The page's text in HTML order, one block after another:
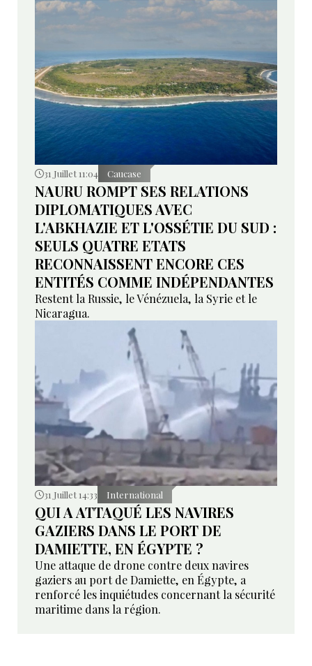
31 Juillet 11:04 Caucase
NAURU ROMPT SES RELATIONS
DIPLOMATIQUES AVEC
L'ABKHAZIE ET L'OSSÉTIE DU SUD :
SEULS QUATRE ETATS
RECONNAISSENT ENCORE CES
ENTITÉS COMME INDÉPENDANTES
Restent la Russie, le Vénézuela, la Syrie et le
Nicaragua.
31 Juillet 14:33 International
QUI A ATTAQUÉ LES NAVIRES
GAZIERS DANS LE PORT DE
DAMIETTE, EN ÉGYPTE ?
Une attaque de drone contre deux navires
gaziers au port de Damiette, en Égypte, a
renforcé les inquiétudes concernant la sécurité
maritime dans la région.